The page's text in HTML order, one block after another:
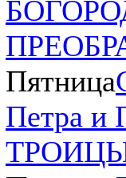
Пятница
Петра и